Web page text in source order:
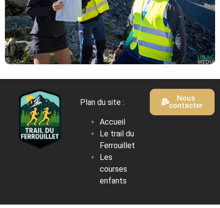
Plan du site :
Accueil
Le trail du
Ferrouillet
Les
courses
enfants
Nous
contacter